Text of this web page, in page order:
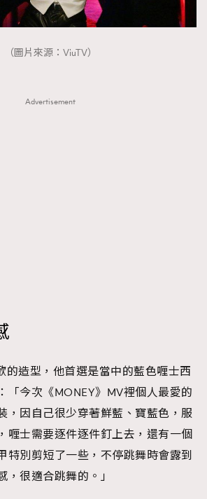
（圖片來源：ViuTV）
Advertisement
的造型，他首選是當中的藍色喱士西
「今次《MONEY》MV裡個人最愛的
，因自己很少穿著鮮藍、寶藍色，服
喱士需要逐件逐件釘上去，還有一個
特別剪短了一些，不停跳舞時會露到
很適合跳舞的。」